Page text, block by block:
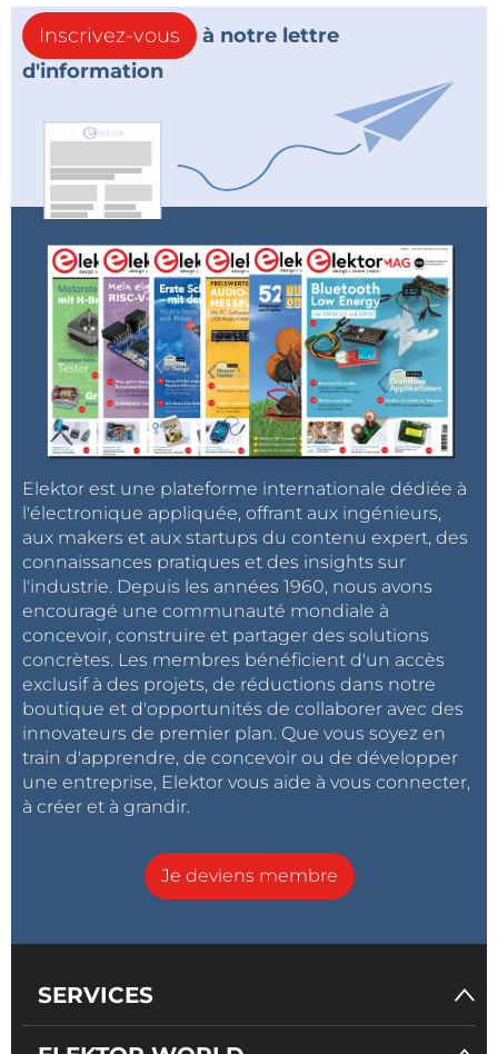
Inscrivez-vous
à notre lettre
d'information
Elektor est une plateforme internationale dédiée à
l'électronique appliquée, offrant aux ingénieurs,
aux makers et aux startups du contenu expert, des
connaissances pratiques et des insights sur
l'industrie. Depuis les années 1960, nous avons
encouragé une communauté mondiale à
concevoir, construire et partager des solutions
concrètes. Les membres bénéficient d'un accès
exclusif à des projets, de réductions dans notre
boutique et d'opportunités de collaborer avec des
innovateurs de premier plan. Que vous soyez en
train d'apprendre, de concevoir ou de développer
une entreprise, Elektor vous aide à vous connecter,
à créer et à grandir.
Je deviens membre
SERVICES